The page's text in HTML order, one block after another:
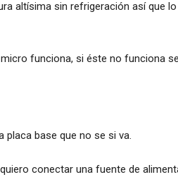
altísima sin refrigeración así que
funciona, si éste no funciona
placa base que no se si va.
conectar una fuente de